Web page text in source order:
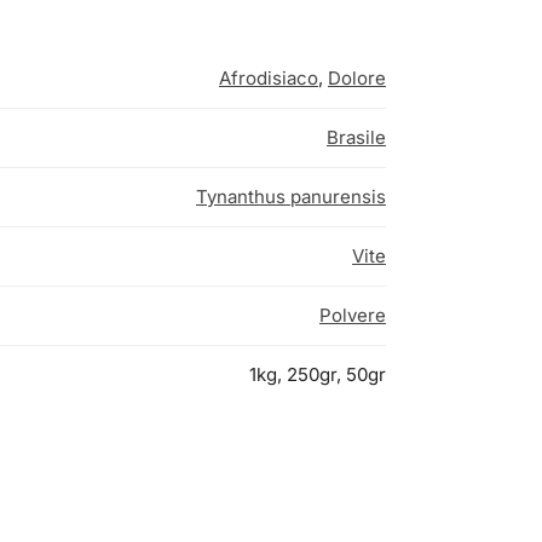
Afrodisiaco, Dolore
Brasile
Tynanthus panurensis
Vite
Polvere
1kg, 250gr, 50gr